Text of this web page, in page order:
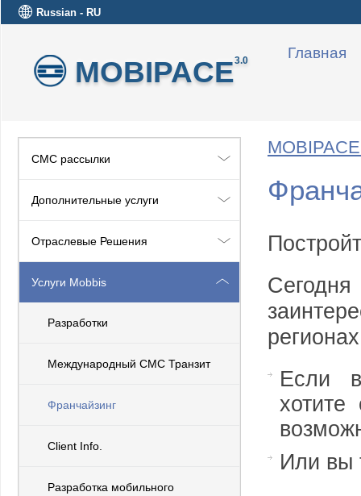
Russian - RU
MOBIPACE3.0 Главная
СМС рассылки
Дополнительные услуги
Отраслевые Решения
Услуги Mobbis
Разработки
Международный СМС Транзит
Франчайзинг
Client Info.
Разработка мобильного
Если
Или вы